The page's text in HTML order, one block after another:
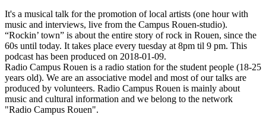
It's a musical talk for the promotion of local artists (one hour with
music and interviews, live from the Campus Rouen-studio).
“Rockin’ town” is about the entire story of rock in Rouen, since the
60s until today. It takes place every tuesday at 8pm til 9 pm. This
podcast has been produced on 2018-01-09.
Radio Campus Rouen is a radio station for the student people (18-25
years old). We are an associative model and most of our talks are
produced by volunteers. Radio Campus Rouen is mainly about
music and cultural information and we belong to the network
"Radio Campus Rouen".